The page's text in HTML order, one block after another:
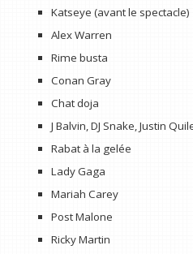
Katseye (avant le spectacle)
Alex Warren
Rime busta
Conan Gray
Chat doja
J Balvin, DJ Snake, Justin
Rabat à la gelée
Lady Gaga
Mariah Carey
Post Malone
Ricky Martin